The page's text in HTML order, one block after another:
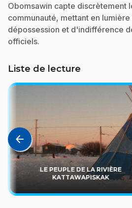
Obomsawin capte discrètement
communauté, mettant en lumière
dépossession et d'indifférence
officiels.
Liste de lecture
arrow_back
LE PEUPLE DE LA RIVIÈRE
KATTAWAPISKAK